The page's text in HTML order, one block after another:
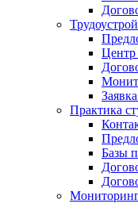
Центр
Практика
Базы
Мониторинг